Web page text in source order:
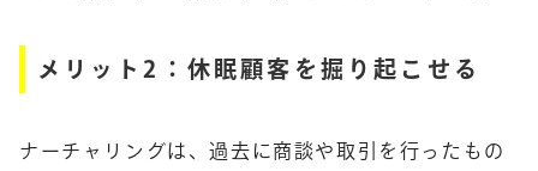
メリット2：休眠顧客を掘り起こせる
ナーチャリングは、過去に商談や取引を行ったもの